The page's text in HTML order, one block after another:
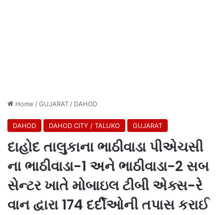
Home /GUJARAT / DAHOD
DAHOD DAHOD CITY / TALUKO GUJARAT
દાહોદ તાલુકાના ભાઠીવાડા પીએચસી
ના ભાઠીવાડા-1 અને ભાઠીવાડા-2 સબ
સેન્ટર ખાતે મોબાઇલ ટીબી એક્સ-રે
વાન દ્વારા 174 દર્દીઓની તપાસ કરાઈ